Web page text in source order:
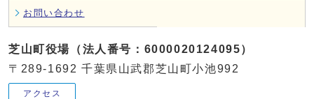
お問い合わせ
芝山町役場（法人番号：6000020124095）
〒289-1692 千葉県山武郡芝山町小池992
アクセス